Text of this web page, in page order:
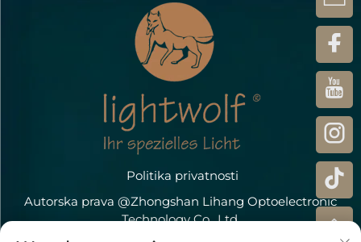
Politika privatnosti
Autorska prava @Zhongshan Lihang Optoelectronic
Technology Co., Ltd.
Kontaktirajte nas